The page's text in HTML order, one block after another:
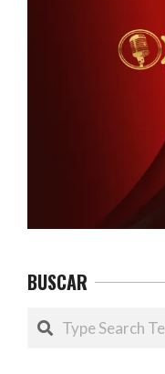
BUSCAR
Search